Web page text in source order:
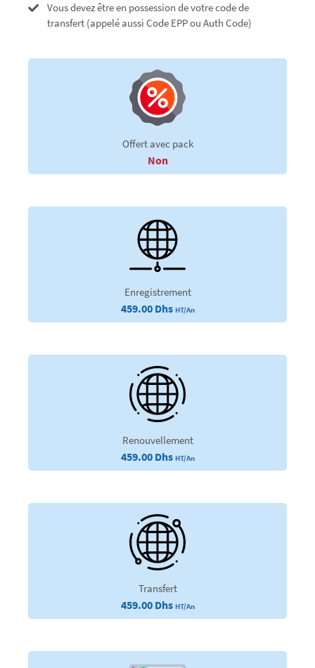
Vous devez être en possession de votre code de
transfert (appelé aussi Code EPP ou Auth Code)
Offert avec pack
Non
Enregistrement
459.00 Dhs HT/An
Renouvellement
459.00 Dhs HT/An
Transfert
459.00 Dhs HT/An